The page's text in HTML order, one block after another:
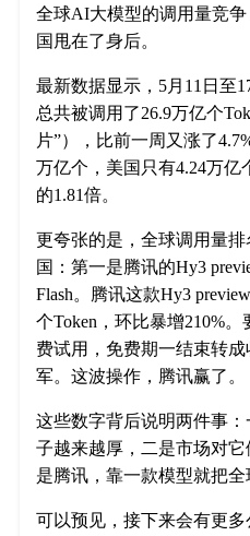
全球AI大模型的调用量竞
国甩在了身后。
最新数据显示，5月11日至
总共被调用了26.9万亿个
片”），比前一周又涨了
万亿个，美国只有4.24万
的1.81倍。
更夸张的是，全球调用量
国：第一是腾讯的Hy3
Flash。腾讯这款Hy3
个Token，环比暴增210%
费试用，免费期一结束转
军。这波操作，腾讯赢了。
这些数字背后说明两件事
子越来越厚，二是市场对
是腾讯，靠一款模型就把全
可以预见，接下来会有更